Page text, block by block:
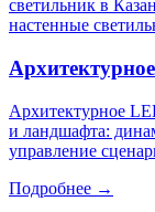
светильник в
настенные
Архитектурное
и ландшафта:
управление
Подробнее →